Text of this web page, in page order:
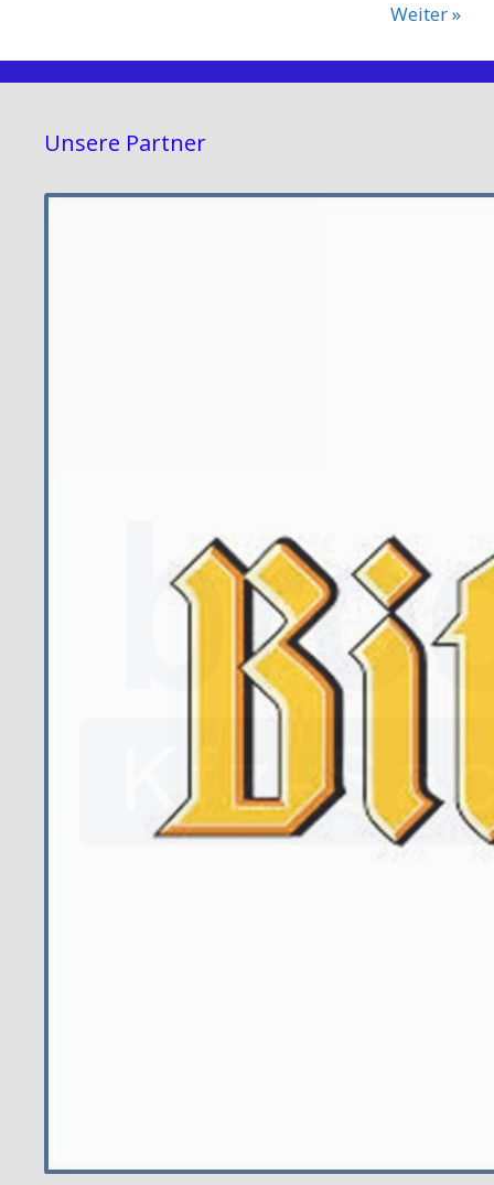
Weiter »
Unsere Partner